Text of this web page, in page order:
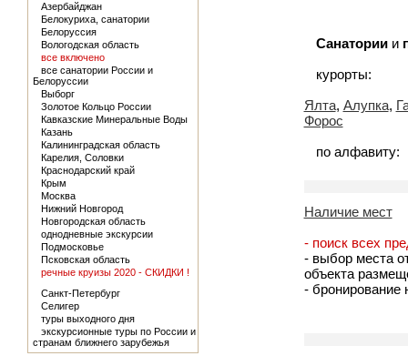
Азербайджан
Белокуриха, санатории
Белоруссия
Вологодская область
все включено
все санатории России и
Белоруссии
Выборг
Золотое Кольцо России
Кавказские Минеральные Воды
Казань
Калининградская область
Карелия, Соловки
Краснодарский край
Крым
Москва
Нижний Новгород
Новгородская область
однодневные экскурсии
Подмосковье
Псковская область
речные круизы 2020 - СКИДКИ !
Санкт-Петербург
Селигер
туры выходного дня
экскурсионные туры по России и
странам ближнего зарубежья
Санаториии
курорты:
Ялта, Алупка,
Форос
по алфавиту:
Наличие мест
- поиск всех
- выбор места
объекта
- бронирование